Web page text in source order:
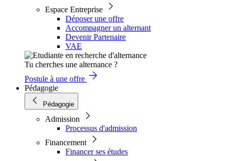
Espace Entreprise
Déposer une offre
Accompagner un alternant
Devenir Partenaire
VAE
Tu cherches une alternance ?
Postule à une offre
Pédagogie
Pédagogie
Admission
Processus d'admission
Financement
Financer ses études